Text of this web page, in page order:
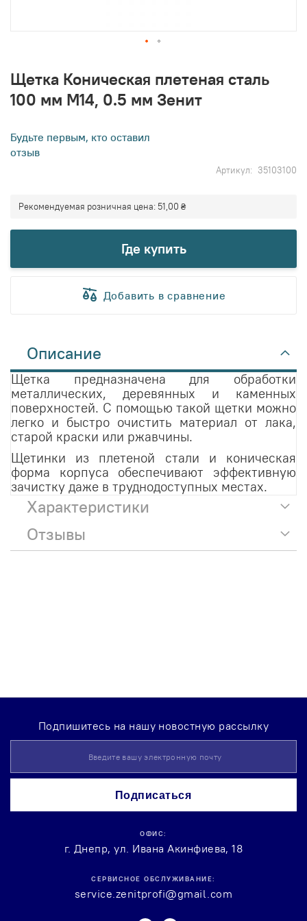
Щетка Коническая плетеная сталь
100 мм М14, 0.5 мм Зенит
Будьте первым, кто оставил
отзыв
Артикул 35103100
Рекомендуемая розничная цена: 51,00 ₴
Где купить
Добавить в сравнение
началу
галереи
Описание
Щетка предназначена для обработки
металлических, деревянных и каменных
поверхностей. С помощью такой щетки можно
легко и быстро очистить материал от лака,
старой краски или ржавчины.
Щетинки из плетеной стали и коническая
форма корпуса обеспечивают эффективную
зачистку даже в труднодоступных местах.
Характеристики
Отзывы
Подпишитесь на нашу новостную рассылку
Up
for
Newsletter:
Подписаться
ОФИС:
г. Днепр, ул. Ивана Акинфиева, 18
СЕРВИСНОЕ ОБСЛУЖИВАНИЕ:
service.zenitprofi@gmail.com